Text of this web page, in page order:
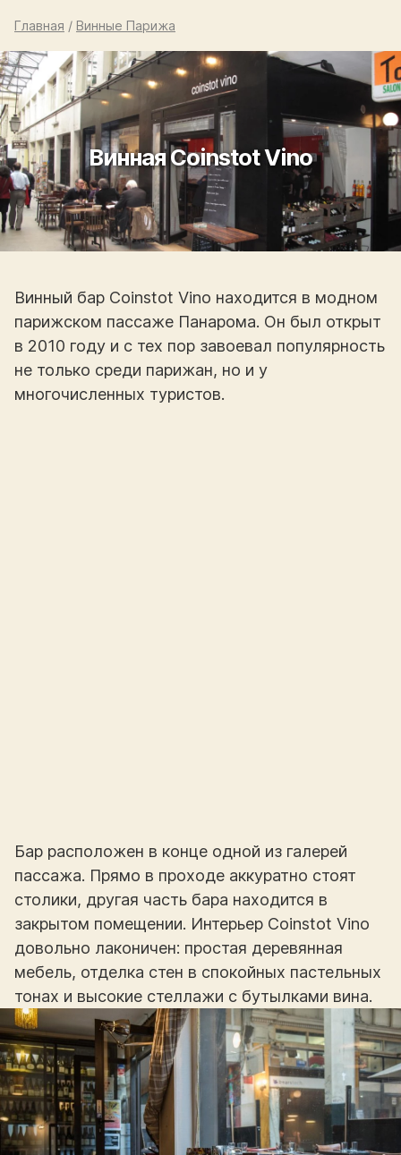
Главная / Винные Парижа
Винная Coinstot Vino
Винный бар Coinstot Vino находится в модном
парижском пассаже Панарома. Он был открыт
в 2010 году и с тех пор завоевал популярность
не только среди парижан, но и у
многочисленных туристов.
Бар расположен в конце одной из галерей
пассажа. Прямо в проходе аккуратно стоят
столики, другая часть бара находится в
закрытом помещении. Интерьер Coinstot Vino
довольно лаконичен: простая деревянная
мебель, отделка стен в спокойных пастельных
тонах и высокие стеллажи с бутылками вина.